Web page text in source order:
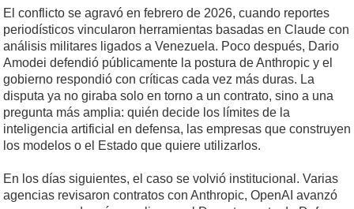
El conflicto se agravó en febrero de 2026, cuando reportes
periodísticos vincularon herramientas basadas en Claude con
análisis militares ligados a Venezuela. Poco después, Dario
Amodei defendió públicamente la postura de Anthropic y el
gobierno respondió con críticas cada vez más duras. La
disputa ya no giraba solo en torno a un contrato, sino a una
pregunta más amplia: quién decide los límites de la
inteligencia artificial en defensa, las empresas que construyen
los modelos o el Estado que quiere utilizarlos.
En los días siguientes, el caso se volvió institucional. Varias
agencias revisaron contratos con Anthropic, OpenAI avanzó